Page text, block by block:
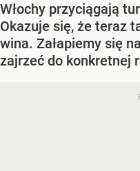
Włochy przyciągają
Okazuje się, że teraz
wina. Załapiemy się
zajrzeć do konkretnej